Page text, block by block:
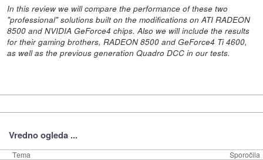
In this review we will compare the performance of these two
"professional" solutions built on the modifications on ATI RADEON
8500 and NVIDIA GeForce4 chips. Also we will include the results
for their gaming brothers, RADEON 8500 and GeForce4 Ti 4600,
as well as the previous generation Quadro DCC in our tests.
Vredno ogleda ...
Tema Sporočila